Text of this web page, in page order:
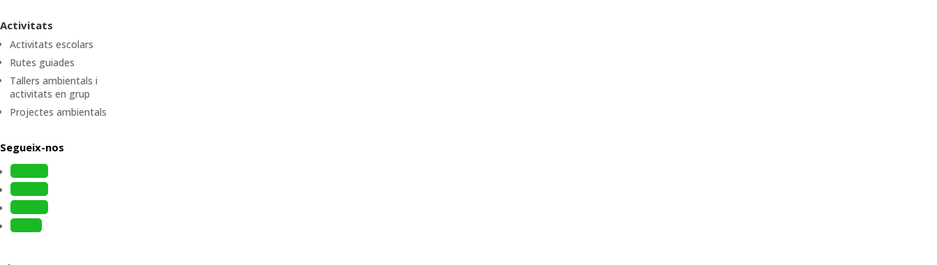
Activitats
Activitats escolars
Rutes guiades
Tallers ambientals i
activitats en grup
Projectes ambientals
Segueix-nos
Follow
Follow
Follow
Follow